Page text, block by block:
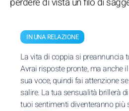
IN UNA RELAZIONE
La vita di coppia si preannuncia
Avrai risposte pronte, ma anche
sua voce, quindi fai attenzione
salire. La tua sensualità brillerà
tuoi sentimenti diventeranno più